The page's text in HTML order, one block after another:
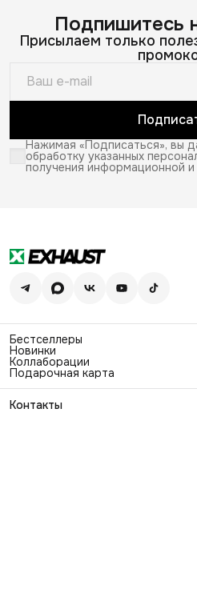
Подпишитесь
Присылаем только
Нажимая «Подписаться», вы
обработку указанных
получения информационной
Бестселлеры
Новинки
Коллаборации
Подарочная карта
Контакты